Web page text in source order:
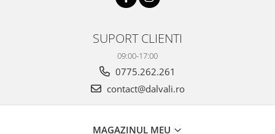
SUPORT CLIENTI
09:00-17:00
0775.262.261
contact@dalvali.ro
MAGAZINUL MEU